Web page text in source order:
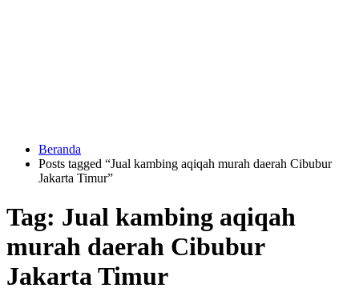
HUBUNGI
KAMI
Beranda
Posts tagged “Jual kambing aqiqah murah daerah Cibubur
Jakarta Timur”
Tag: Jual kambing aqiqah
murah daerah Cibubur
Jakarta Timur